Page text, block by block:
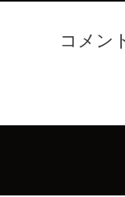
コメン